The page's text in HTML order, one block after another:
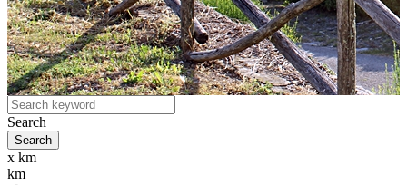
Search
x km
km